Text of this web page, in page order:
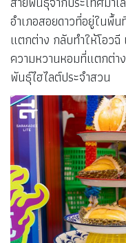
อำเภอสอยดาวที่อยู่ในพื้
แตกต่าง กลับทำให้โอว
ความหวานหอมที่แตกต่า
พันธุ์ไฮไลต์ประจำสวน